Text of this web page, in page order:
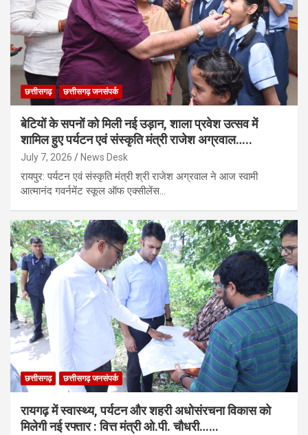
छत्तीसगढ़ छत्तीसगढ़ जनसंपर्क
बेटियों के सपनों को मिली नई उड़ान, शाला प्रवेश उत्सव में
शामिल हुए पर्यटन एवं संस्कृति मंत्री राजेश अग्रवाल…..
July 7, 2026 News Desk
रायपुर: पर्यटन एवं संस्कृति मंत्री श्री राजेश अग्रवाल ने आज स्वामी
आत्मानंद गवर्नमेंट स्कूल ऑफ एक्सीलेंस…
छत्तीसगढ़ छत्तीसगढ़ जनसंपर्क
रायगढ़ में स्वास्थ्य, पर्यटन और शहरी अधोसंरचना विकास को
मिलेगी नई रफ्तार : वित्त मंत्री ओ.पी. चौधरी……